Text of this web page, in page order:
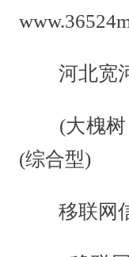
河北宽河
(大槐树
(综合型)
移联网